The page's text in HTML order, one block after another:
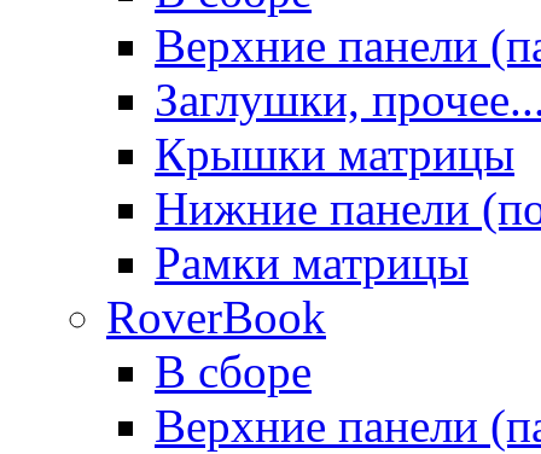
Верхние панели
Заглушки,
Крышки матрицы
Нижние панели
Рамки матрицы
RoverBook
В сборе
Верхние панели